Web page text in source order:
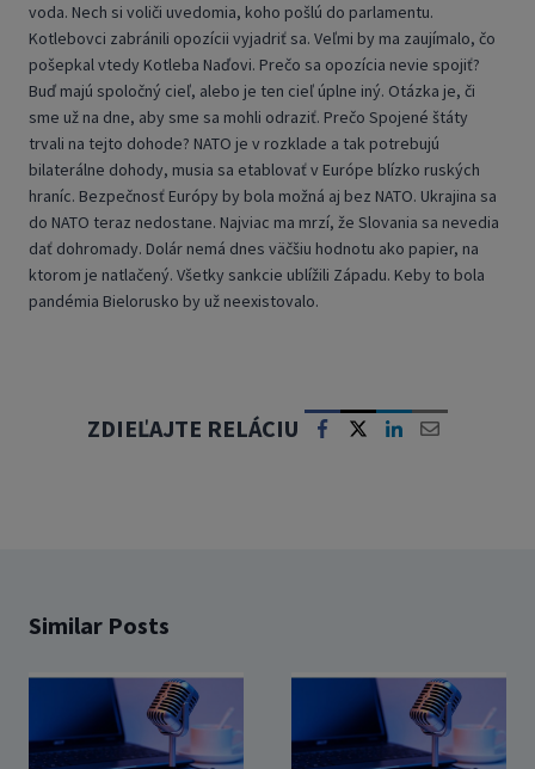
voda. Nech si voliči uvedomia, koho pošlú do parlamentu.
Kotlebovci zabránili opozícii vyjadriť sa. Veľmi by ma zaujímalo, čo
pošepkal vtedy Kotleba Naďovi. Prečo sa opozícia nevie spojiť?
Buď majú spoločný cieľ, alebo je ten cieľ úplne iný. Otázka je, či
sme už na dne, aby sme sa mohli odraziť. Prečo Spojené štáty
trvali na tejto dohode? NATO je v rozklade a tak potrebujú
bilaterálne dohody, musia sa etablovať v Európe blízko ruských
hraníc. Bezpečnosť Európy by bola možná aj bez NATO. Ukrajina sa
do NATO teraz nedostane. Najviac ma mrzí, že Slovania sa nevedia
dať dohromady. Dolár nemá dnes väčšiu hodnotu ako papier, na
ktorom je natlačený. Všetky sankcie ublížili Západu. Keby to bola
pandémia Bielorusko by už neexistovalo.
ZDIEĽAJTE RELÁCIU
Similar Posts